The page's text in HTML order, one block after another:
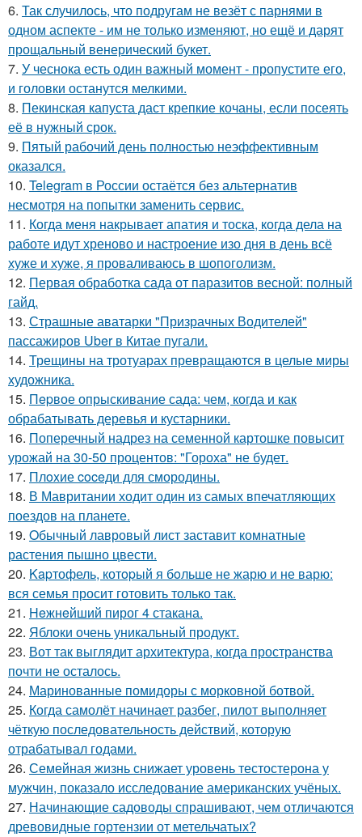
6. Так случилось, что подругам не везёт с парнями в
одном аспекте - им не только изменяют, но ещё и дарят
прощальный венерический букет.
7. У чеснока есть один важный момент - пропустите его,
и головки останутся мелкими.
8. Пекинская капуста даст крепкие кочаны, если посеять
её в нужный срок.
9. Пятый рабочий день полностью неэффективным
оказался.
10. Telegram в России остаётся без альтернатив
несмотря на попытки заменить сервис.
11. Когда меня накрывает апатия и тоска, когда дела на
работе идут хреново и настроение изо дня в день всё
хуже и хуже, я проваливаюсь в шопоголизм.
12. Первая обработка сада от паразитов весной: полный
гайд.
13. Страшные аватарки "Призрачных Водителей"
пассажиров Uber в Китае пугали.
14. Трещины на тротуарах превращаются в целые миры
художника.
15. Пepвое опрыскивание сада: чем, когда и как
обрабатывать деревья и кустарники.
16. Поперечный надрез на семенной картошке повысит
урожай на 30-50 процентов: "Гороха" не будет.
17. Плoxие coceди для смородины.
18. В Мавритании ходит один из самых впечатляющих
поездов на планете.
19. Oбычный лавровый лист заставит комнатные
растения пышно цвести.
20. Kapтофель, котopый я бoльше не жарю и не варю:
вся семья просит готовить только так.
21. Heжнeйший пирог 4 стакана.
22. Яблоки очень уникальный продукт.
23. Вот так выглядит архитектура, когда пространства
почти не осталось.
24. Маринованные помидоры с морковной ботвой.
25. Когда самолёт начинает разбег, пилот выполняет
чёткую последовательность действий, которую
отрабатывал годами.
26. Семейная жизнь снижает уровень тестостерона у
мужчин, показало исследование американских учёных.
27. Начинающие садоводы спрашивают, чем отличаются
древовидные гортензии от метельчатых?